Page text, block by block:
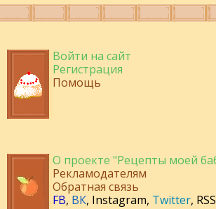
Войти на сайт
Регистрация
Помощь
О проекте "Рецепты моей
Рекламодателям
Обратная связь
FB, ВК, Instagram, Twitter, RSS